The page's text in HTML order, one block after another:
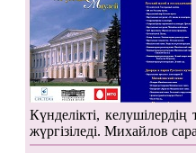
Күнделікті,
жүргізіледі. Михайлов